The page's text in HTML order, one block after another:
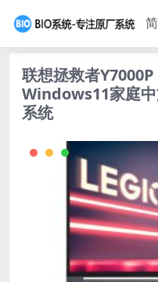
联想拯救者
Windows11家庭
系统